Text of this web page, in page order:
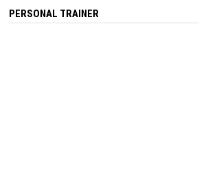
PERSONAL TRAINER